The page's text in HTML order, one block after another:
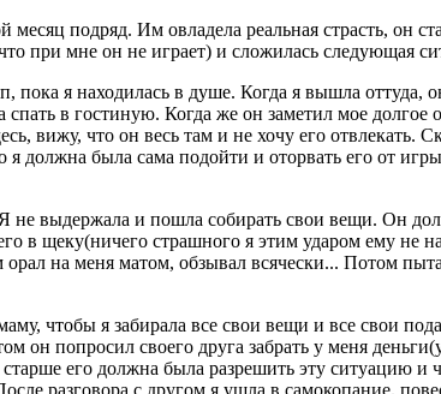
подряд. Им овладела реальная страсть, он
при мне он не играет) и сложилась следующая
пока я находилась в душе. Когда я вышла
спать в гостиную. Когда же он заметил мое
вижу, что он весь там и не хочу его
я должна была сама подойти и оторвать его от
не выдержала и пошла собирать свои вещи. Он
в щеку(ничего страшного я этим ударом ему не
на меня матом, обзывал всячески... Потом
чтобы я забирала все свои вещи и все свои
он попросил своего друга забрать у меня
его должна была разрешить эту ситуацию
разговора с другом я ушла в самокопание.